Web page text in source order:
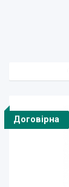
Договірна